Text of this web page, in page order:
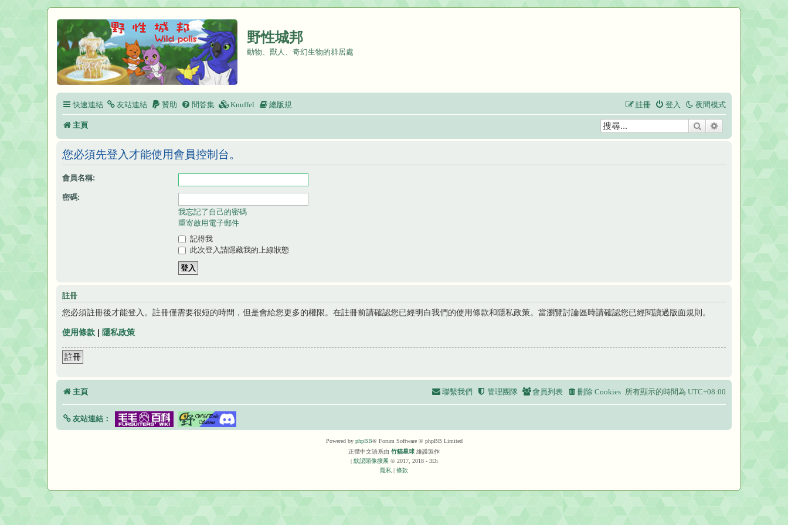
野性城邦
動物、獸人、奇幻生物的群居處
快速連結 夜間模式
友站連結 贊助 問答集 Knuffel 總版規 登入
註冊
主頁 搜尋
您必須先登入才能使用會員控制台。
會員名稱:
密碼:
我忘記了自己的密碼
重寄啟用電子郵件
記得我
此次登入請隱藏我的上線狀態
註冊
您必須註冊後才能登入。註冊僅需要很短的時間，但是會給您更多的權限。在註冊前請確認您已經明白我們的使用條款和隱私政策。當瀏覽討論區時請確認您已經閱讀過版面規則。
使用條款 | 隱私政策
註冊
主頁 所有顯示的時間為 UTC+08:00
刪除 Cookies
會員列表
管理團隊
聯繫我們
友站連結：
Powered by phpBB® Forum Software © phpBB Limited
正體中文語系由 竹貓星球 維護製作
默認頭像擴展 © 2017, 2018 - 3Di
隱私
條款